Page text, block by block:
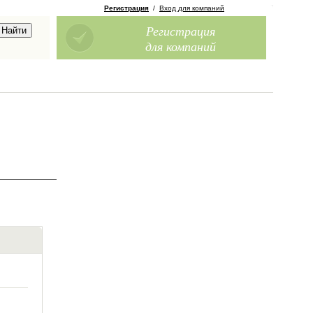
Регистрация / Вход для компаний
Регистрация
для компаний